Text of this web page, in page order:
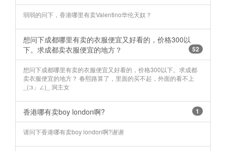
弱弱的问下，香港哪里有卖Valentino华伦天奴？
想问下成都哪里有卖的衣服便宜又好看的，价格300以
下。求成都卖衣服便宜的地方？
52
想问下成都哪里有卖的衣服便宜又好看的，价格300以下。求成都
卖衣服便宜的地方？ 春熙路算了，里面的买不起，外面的看不上
_(:з」∠)_ 洞主女
香港哪有卖boy london啊? 1
请问下香港哪有卖boy london啊?谢谢